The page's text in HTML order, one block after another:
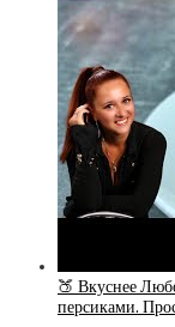
🍑 Вкуснее
персиками.